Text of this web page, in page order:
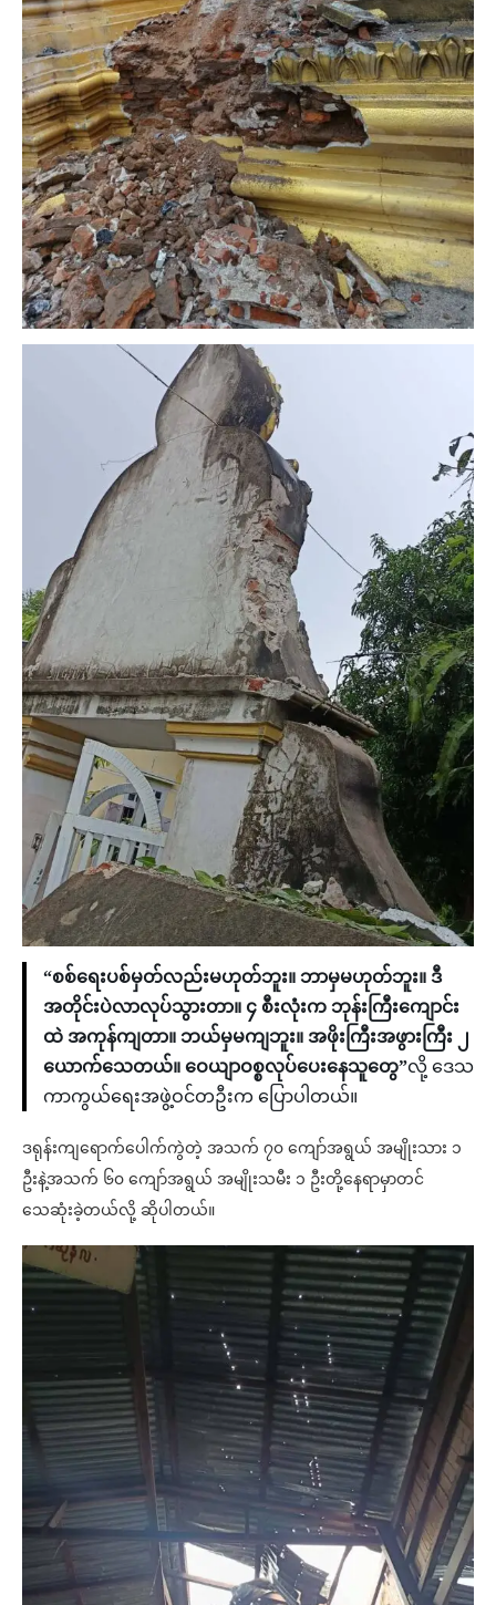
“စစ်ရေးပစ်မှတ်လည်းမဟုတ်ဘူး။ ဘာမှမဟုတ်ဘူး။ ဒီ
အတိုင်းပဲလာလုပ်သွားတာ။ ၄ စီးလုံးက ဘုန်းကြီးကျောင်း
ထဲ အကုန်ကျတာ။ ဘယ်မှမကျဘူး။ အဖိုးကြီးအဖွားကြီး ၂
ယောက်သေတယ်။ ဝေယျာဝစ္စလုပ်ပေးနေသူတွေ”လို့ ဒေသ
ကာကွယ်ရေးအဖွဲ့ဝင်တဦးက ပြောပါတယ်။
ဒရုန်းကျရောက်ပေါက်ကွဲတဲ့ အသက် ၇၀ ကျော်အရွယ် အမျိုးသား ၁
ဦးနဲ့အသက် ၆၀ ကျော်အရွယ် အမျိုးသမီး ၁ ဦးတို့နေရာမှာတင်
သေဆုံးခဲ့တယ်လို့ ဆိုပါတယ်။